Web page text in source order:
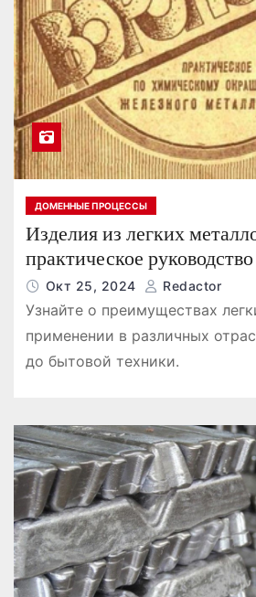
ДОМЕННЫЕ ПРОЦЕССЫ
Изделия из легких
практическое руководство
Окт 25, 2024 Redactor
Узнайте о преимуществах
применении в различных
до бытовой техники.